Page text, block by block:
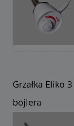
Grzałka Eliko
bojlera